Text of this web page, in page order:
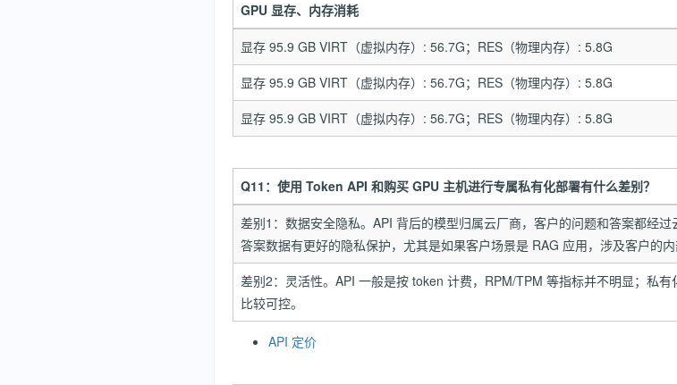
GPU 显存、内存消耗
显存 95.9 GB VIRT（虚拟内存）: 56.7G；RES（物理内存）: 5.8G
显存 95.9 GB VIRT（虚拟内存）: 56.7G；RES（物理内存）: 5.8G
显存 95.9 GB VIRT（虚拟内存）: 56.7G；RES（物理内存）: 5.8G
Q11：使用 Token API 和购买 GPU 主机进行专属私有化部署有什么差别？
差别1：数据安全隐私。API 背后的模型归属云厂商，客户的问题和答案都经
答案数据有更好的隐私保护，尤其是如果客户场景是 RAG 应用，涉及客户的
差别2：灵活性。API 一般是按 token 计费，RPM/TPM 等指标并不明显；私
比较可控。
API 定价